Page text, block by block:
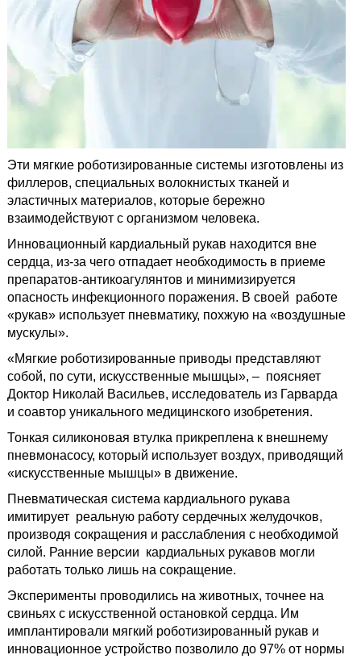
Эти мягкие роботизированные системы изготовлены из
филлеров, специальных волокнистых тканей и
эластичных материалов, которые бережно
взаимодействуют с организмом человека.
Инновационный кардиальный рукав находится вне
сердца, из-за чего отпадает необходимость в приеме
препаратов-антикоагулянтов и минимизируется
опасность инфекционного поражения. В своей работе
«рукав» использует пневматику, похжую на «воздушные
мускулы».
«Мягкие роботизированные приводы представляют
собой, по сути, искусственные мышцы», – поясняет
Доктор Николай Васильев, исследователь из Гарварда
и соавтор уникального медицинского изобретения.
Тонкая силиконовая втулка прикреплена к внешнему
пневмонасосу, который использует воздух, приводящий
«искусственные мышцы» в движение.
Пневматическая система кардиального рукава
имитирует реальную работу сердечных желудочков,
производя сокращения и расслабления с необходимой
силой. Ранние версии кардиальных рукавов могли
работать только лишь на сокращение.
Эксперименты проводились на животных, точнее на
свиньях с искусственной остановкой сердца. Им
имплантировали мягкий роботизированный рукав и
инновационное устройство позволило до 97% от нормы